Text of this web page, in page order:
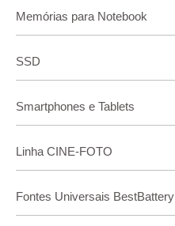
Memórias para Notebook
SSD
Smartphones e Tablets
Linha CINE-FOTO
Fontes Universais BestBattery